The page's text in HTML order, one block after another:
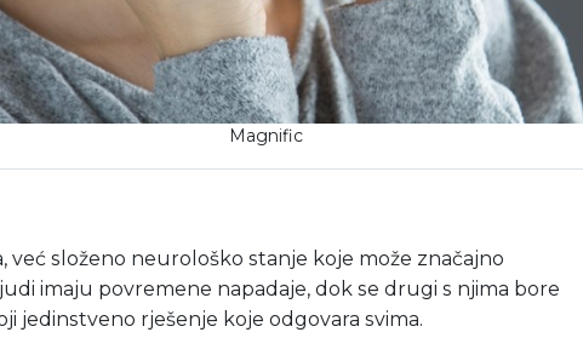
Magnific
već složeno neurološko stanje koje može značajno
imaju povremene napadaje, dok se drugi s njima bore
jedinstveno rješenje koje odgovara svima.